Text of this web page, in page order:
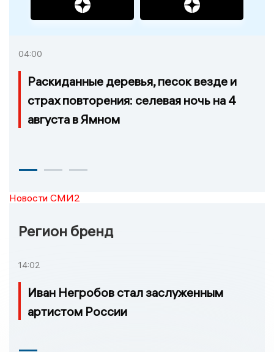
04:00
Раскиданные деревья, песок везде и
страх повторения: селевая ночь на 4
августа в Ямном
Новости СМИ2
Регион бренд
14:02
Иван Негробов стал заслуженным
артистом России